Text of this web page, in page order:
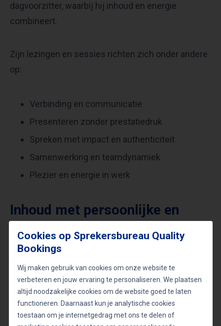
dagvoorzitter, waarbij hij inhoud en energie
combineert.
Zijn lezingen en sessies richten zich onder andere
op:
Verbinding en communicatie
Presenteren zonder prestatiedruk
Spreken met impact en authenticiteit
Samenwerking en teamdynamiek
Plezier en energie in werk
Inhoud met persoonlijke en
Leon van der Zanden studeerde
Kunstwetenschappen aan de Radboud Universiteit
en verdiepte zich daarnaast in theater en
bewustzijnsontwikkeling. Hij is opgeleid als
systeemtherapeut en werkt met
Cookies op Sprekersbureau Quality
Bookings
Wij maken gebruik van cookies om onze website te
verbeteren en jouw ervaring te personaliseren. We plaatsen
altijd noodzakelijke cookies om de website goed te laten
functioneren. Daarnaast kun je analytische cookies
toestaan om je internetgedrag met ons te delen of